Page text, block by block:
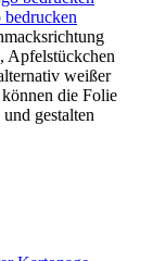
weißer
die Folie
gestalten